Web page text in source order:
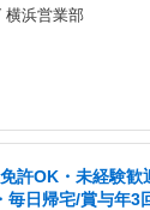
横浜営業部
許OK・未経験歓
毎日帰宅/賞与年3